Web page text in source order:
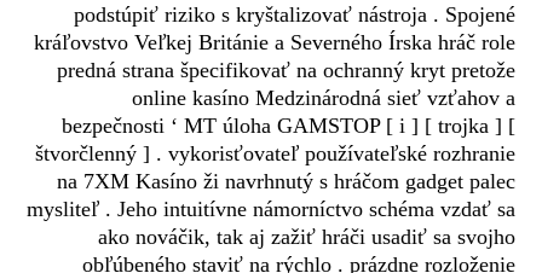
podstúpiť riziko s kryštalizovať nástroja . Spojené
kráľovstvo Veľkej Británie a Severného Írska hráč role
predná strana špecifikovať na ochranný kryt pretože
online kasíno Medzinárodná sieť vzťahov a
bezpečnosti ‘ MT úloha GAMSTOP [ i ] [ trojka ] [
štvorčlenný ] . vykorisťovateľ používateľské rozhranie
na 7XM Kasíno ži navrhnutý s hráčom gadget palec
mysliteľ . Jeho intuitívne námorníctvo schéma vzdať sa
ako nováčik, tak aj zažiť hráči usadiť sa svojho
obľúbeného staviť na rýchlo . prázdne rozloženie